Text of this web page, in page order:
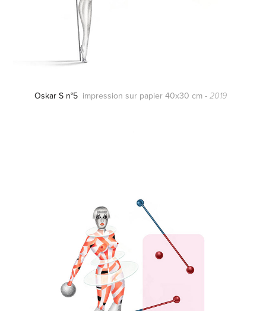
Oskar S n°5 impression sur papier 40x30 cm - 2019